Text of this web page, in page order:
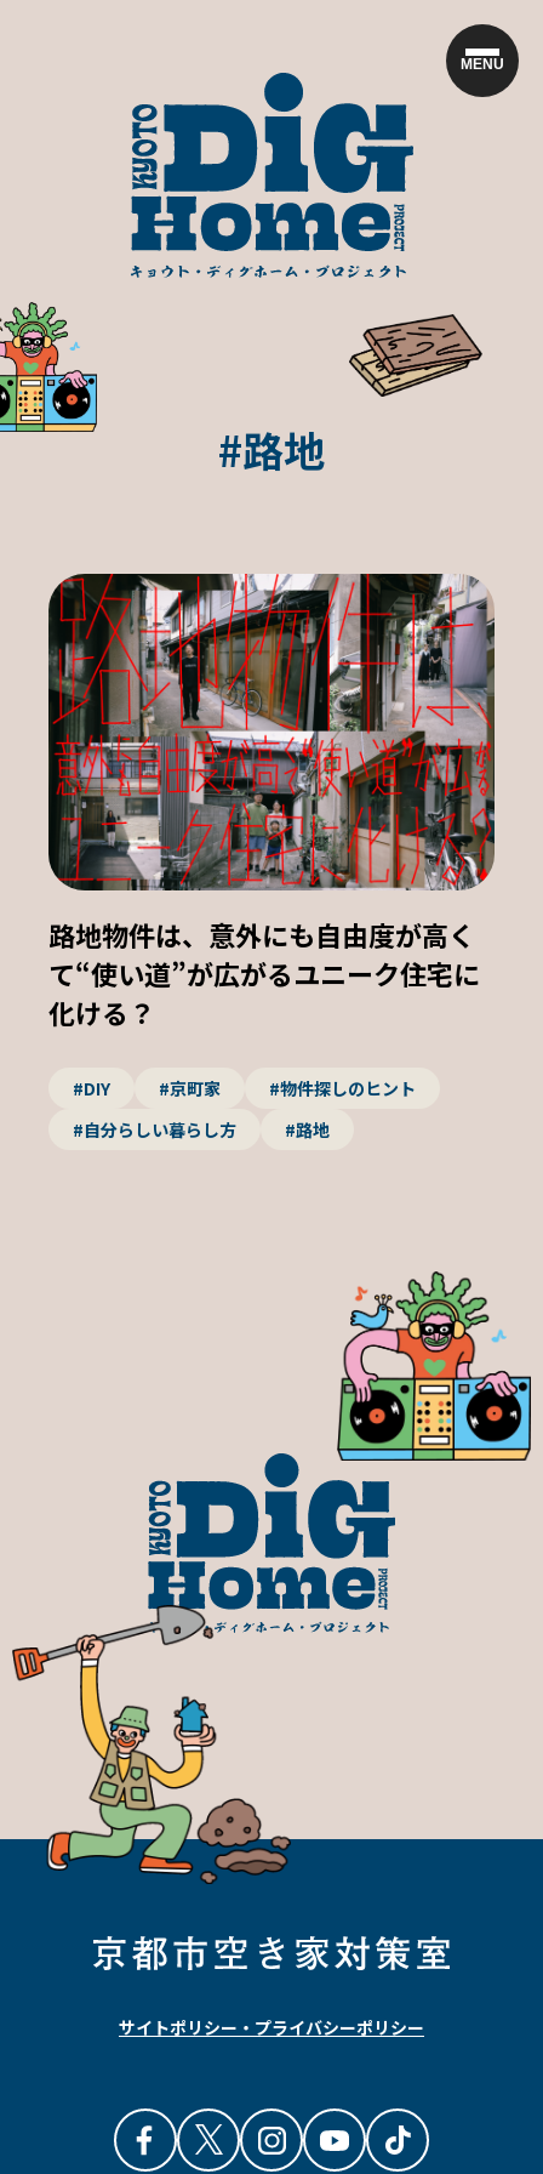
MENU
#路地
路地物件は、意外にも自由度が高く
て“使い道”が広がるユニーク住宅に
化ける？
#DIY #京町家
#物件探しのヒント
#自分らしい暮らし方
#路地
サイトポリシー・プライバシーポリシー